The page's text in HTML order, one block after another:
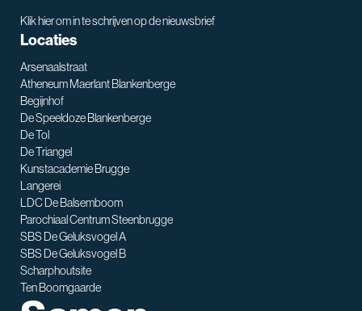
Klik hier om in te schrijven op de nieuwsbrief
Locaties
Arsenaalstraat
Atheneum Maerlant Blankenberge
Begijnhof
De Speeldoze Blankenberge
De Tol
De Triangel
Kunstacademie Brugge
Langerei
LDC De Balsemboom
Parochiaal Centrum Steenbrugge
SBS De Geluksvogel A
SBS De Geluksvogel B
Scharphoutsite
Ten Boomgaarde
SNT assistent
Waarmee kan ik je helpen?